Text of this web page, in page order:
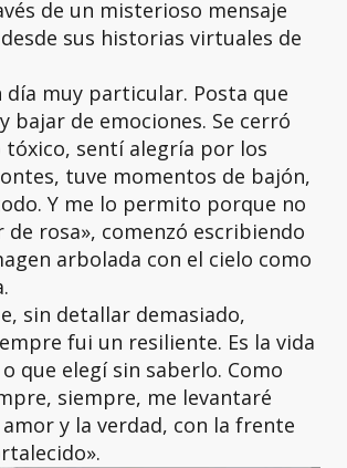
de un misterioso mensaje
sus historias virtuales de
día muy particular. Posta que
bajar de emociones. Se cerró
tóxico, sentí alegría por los
tuve momentos de bajón,
Y me lo permito porque no
de rosa», comenzó escribiendo
arbolada con el cielo como
sin detallar demasiado,
fui un resiliente. Es la vida
que elegí sin saberlo. Como
siempre, me levantaré
y la verdad, con la frente